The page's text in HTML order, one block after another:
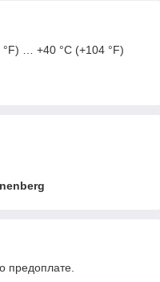
… +40 °C (+104 °F)
предоплате.